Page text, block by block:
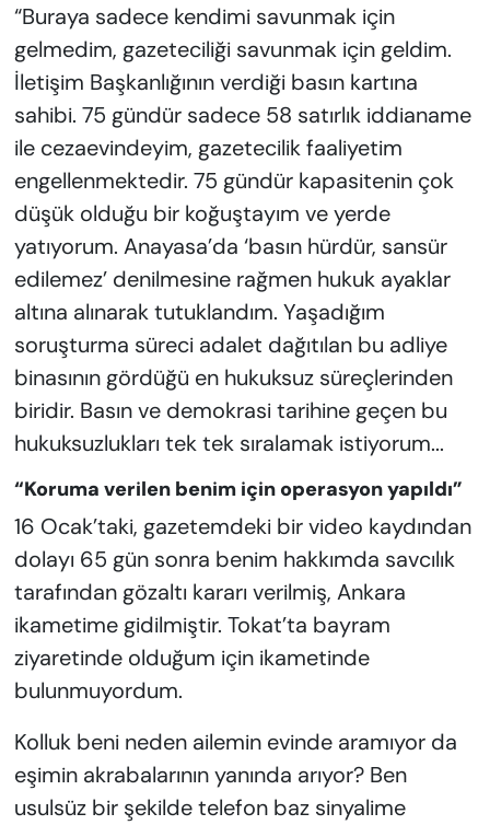
“Buraya sadece kendimi savunmak için
gelmedim, gazeteciliği savunmak için geldim.
İletişim Başkanlığının verdiği basın kartına
sahibi. 75 gündür sadece 58 satırlık iddianame
ile cezaevindeyim, gazetecilik faaliyetim
engellenmektedir. 75 gündür kapasitenin çok
düşük olduğu bir koğuştayım ve yerde
yatıyorum. Anayasa’da ‘basın hürdür, sansür
edilemez’ denilmesine rağmen hukuk ayaklar
altına alınarak tutuklandım. Yaşadığım
soruşturma süreci adalet dağıtılan bu adliye
binasının gördüğü en hukuksuz süreçlerinden
biridir. Basın ve demokrasi tarihine geçen bu
hukuksuzlukları tek tek sıralamak istiyorum...
“Koruma verilen benim için operasyon yapıldı”
16 Ocak’taki, gazetemdeki bir video kaydından
dolayı 65 gün sonra benim hakkımda savcılık
tarafından gözaltı kararı verilmiş, Ankara
ikametime gidilmiştir. Tokat’ta bayram
ziyaretinde olduğum için ikametinde
bulunmuyordum.
Kolluk beni neden ailemin evinde aramıyor da
eşimin akrabalarının yanında arıyor? Ben
usulsüz bir şekilde telefon baz sinyalime